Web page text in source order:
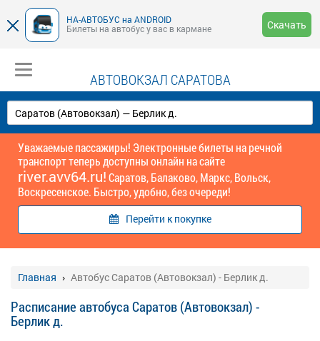
НА-АВТОБУС на ANDROID
Билеты на автобус у вас в кармане
Скачать
АВТОВОКЗАЛ САРАТОВА
Уважаемые пассажиры! Электронные билеты на речной
транспорт теперь доступны онлайн на сайте
river.avv64.ru!Саратов, Балаково, Маркс, Вольск,
Воскресенское. Быстро, удобно, без очереди!
Перейти к покупке
Главная Автобус Саратов (Автовокзал) - Берлик д.
Расписание автобуса Саратов (Автовокзал) -
Берлик д.